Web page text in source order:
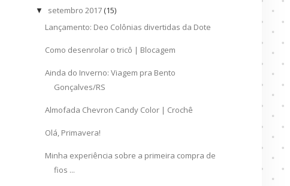
▼ setembro 2017 (15)
Lançamento: Deo Colônias divertidas da Dote
Como desenrolar o tricô | Blocagem
Ainda do Inverno: Viagem pra Bento
Gonçalves/RS
Almofada Chevron Candy Color | Crochê
Olá, Primavera!
Minha experiência sobre a primeira compra de
fios ...